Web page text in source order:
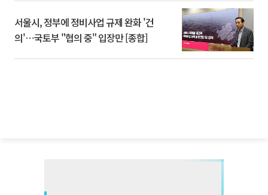
서울시, 정부에 정비사업 규제 완화 '건
의'⋯국토부 "협의 중" 입장만 [종합]